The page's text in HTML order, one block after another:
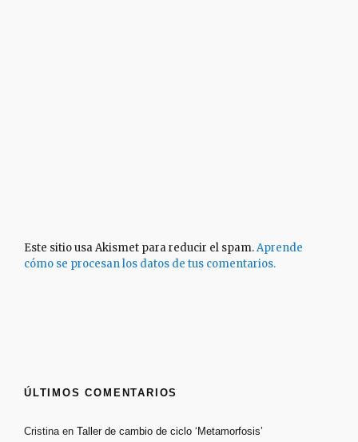
Este sitio usa Akismet para reducir el spam.Aprende
cómo se procesan los datos de tus comentarios.
ÚLTIMOS COMENTARIOS
Cristinaen Taller de cambio de ciclo ‘Metamorfosis’